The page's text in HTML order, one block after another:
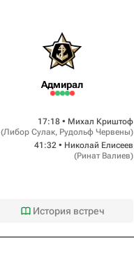
Адмирал
17:18 • Михал Криштоф
(Либор Сулак, Рудольф Червены)
41:32 • Николай Елисеев
(Ринат Валиев)
История встреч